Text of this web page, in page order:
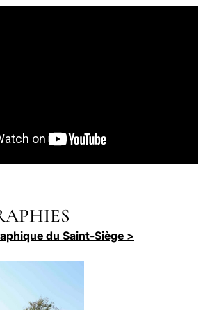
du Saint-Siège >